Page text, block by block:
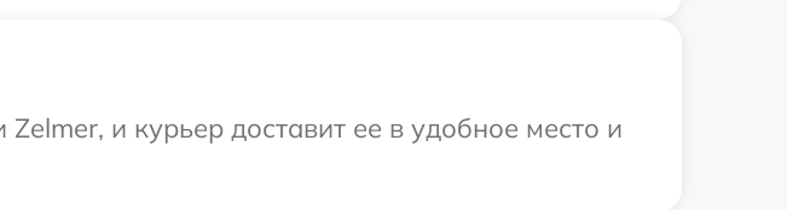
и курьер доставит ее в удобное место и